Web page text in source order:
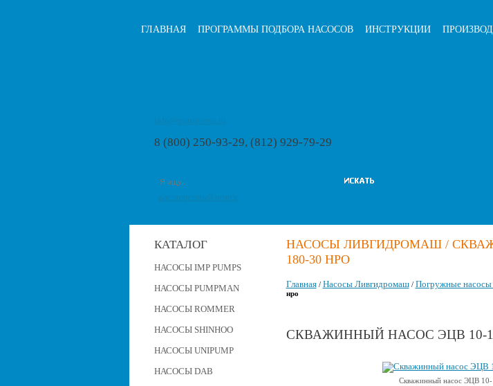
ГЛАВНАЯ ПРОГРАММЫ ПОДБОРА НАСОСОВ ИНСТРУКЦИИ
8 (800) 250-93-29, (812) 929-79-29
КАТАЛОГ
НАСОСЫ IMP PUMPS
НАСОСЫ PUMPMAN
НАСОСЫ ROMMER
НАСОСЫ SHINHOO
НАСОСЫ UNIPUMP
НАСОСЫ DAB
НАСОСЫ ЛИВГИДРОМАШ /
180-30 НРО
Главная/ Насосы Ливгидромаш/ Погружные
нро
СКВАЖИННЫЙ НАСОС ЭЦВ 10-
Скважинный насос ЭЦВ